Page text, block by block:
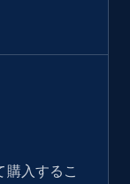
購入するこ